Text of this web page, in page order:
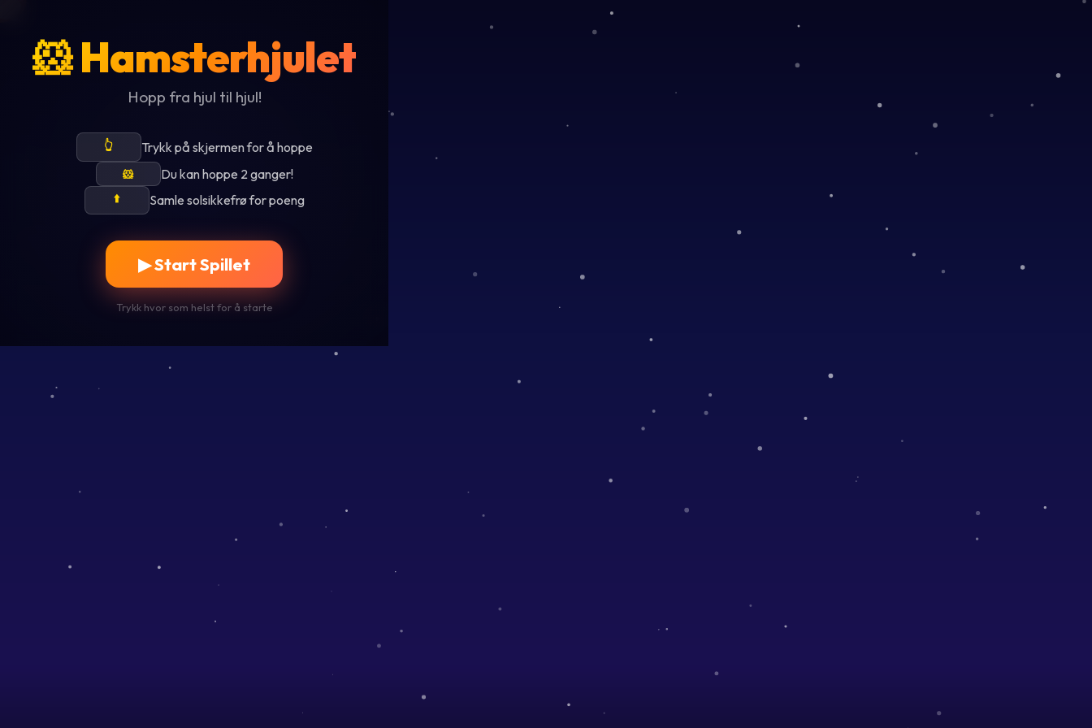
🐹 Hamsterhjulet
Hopp fra hjul til hjul!
👆 Trykk på skjermen for å hoppe
🐹 Du kan hoppe 2 ganger!
⬆️ Samle solsikkefrø for poeng
▶ Start Spillet
Trykk hvor som helst for å starte